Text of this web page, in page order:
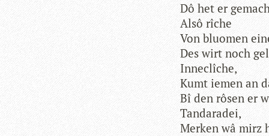
Dô het er
Alsô rîche
Von bluo­men
Des wirt noch
Inneclîche,
Kumt iemen an
Bî den rôsen er
Tandaradei,
Mer­ken wâ mirz